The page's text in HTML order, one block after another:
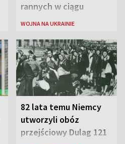
rannych w ciągu
ostatniej doby w
WOJNA NA UKRAINIE
82 lata temu Niemcy
utworzyli obóz
przejściowy Dulag 121